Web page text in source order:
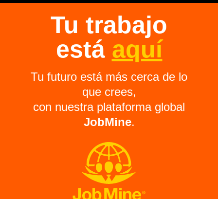
Tu trabajo
está aquí
Tu futuro está más cerca de lo
que crees,
con nuestra plataforma global
JobMine.